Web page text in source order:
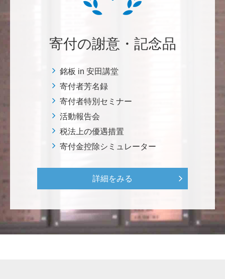
微力ながら後輩のみなさんのご活躍を期待してます！
<ラクロス部>
田畑 和樹
対校戦勝利、インカレ優勝目指して頑張ってくださ
い！ <漕艇部>
自身の高齢化とともに、障害のある方の苦労がよく理
いドアの自動ドア化あるいは開閉しやすい折り戸化」
をはじめとして、身近なことでやらなければならない
です。 <障害のある学生や研究者の活躍応援基金>
寄付の謝意・記念品
銘板 in 安田講堂
寄付者芳名録
寄付者特別セミナー
活動報告会
税法上の優遇措置
寄付金控除シミュレーター
詳細をみる